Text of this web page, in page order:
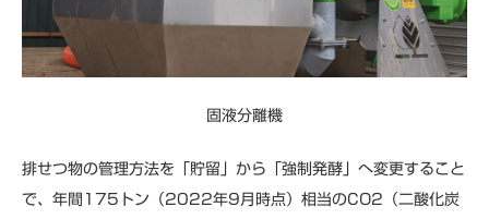
固液分離機
排せつ物の管理方法を「貯留」から「強制発酵」へ変更すること
で、年間175トン（2022年9月時点）相当のCO2（二酸化炭